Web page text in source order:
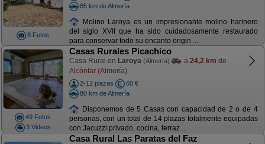
8 Fotos
85 km de Almería
Molino Laroya es un impresionante molino harinero
del siglo XVII que ha sido cuidadosamente restaurado
para conservar todo su encanto origin ...
49 Fotos
3 Videos
Casas Rurales Picachico
Casa Rural en Laroya (Almería) a 24,2 km de
Alcóntar (Almería)
2-12 plazas
60 €
80 km de Almería
Disponemos de 5 Casas con capacidad de 2 o de 4
personas, con un total de 14 plazas totalmente equipadas
con Jacuzzi privado, cocina, terraz ...
Casa Rural Las Paratas del Faz